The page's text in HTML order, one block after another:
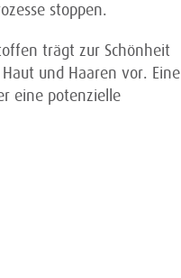
stoppen.
trägt zur Schönheit
und Haaren vor. Eine
eine potenzielle